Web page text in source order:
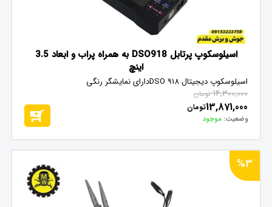
اسیلوسکوپ پرتابل DSO918 به همراه پراب و ابعاد 3.5
اینچ
اسیلوسکوپ دیجیتال DSO 918دارای نمایشگر رنگی
14,300,000 تومان
13,871,000تومان
وضعیت: موجود
%3